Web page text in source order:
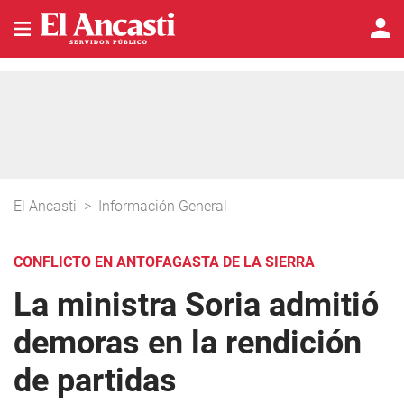
El Ancasti > Información General
CONFLICTO EN ANTOFAGASTA DE LA SIERRA
La ministra Soria admitió
demoras en la rendición
de partidas